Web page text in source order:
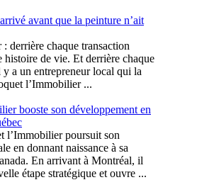
avant que la peinture n’ait
derrière chaque transaction
de vie. Et derrière chaque
a un entrepreneur local qui la
l’Immobilier ...
booste son développement en
l’Immobilier poursuit son
en donnant naissance à sa
En arrivant à Montréal, il
étape stratégique et ouvre ...